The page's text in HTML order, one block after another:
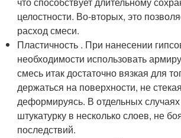
целостности. Во-вторых, это
расход смеси.
Пластичность . При нанесении
необходимости использовать
смесь итак достаточно вязкая для
держаться на поверхности, не
деформируясь. В отдельных
штукатурку в несколько слоев, не
последствий.